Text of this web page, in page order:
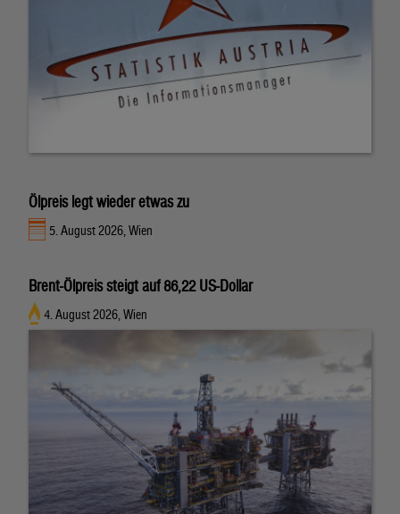
Ölpreis legt wieder etwas zu
5. August 2026, Wien
Brent-Ölpreis steigt auf 86,22 US-Dollar
4. August 2026, Wien